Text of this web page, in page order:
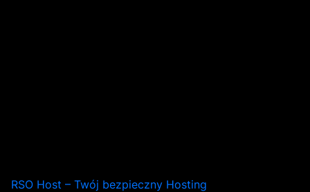
RSO Host – Twój bezpieczny Hosting